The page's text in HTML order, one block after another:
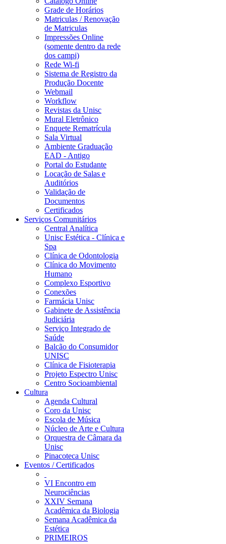
Grade de Horários
Matriculas / Renovação
de Matriculas
Impressões Online
(somente dentro da rede
dos campi)
Rede Wi-fi
Sistema de Registro da
Produção Docente
Webmail
Workflow
Revistas da Unisc
Mural Eletrônico
Enquete Rematrícula
Sala Virtual
Ambiente Graduação
EAD - Antigo
Portal do Estudante
Locação de Salas e
Auditórios
Validação de
Documentos
Certificados
Serviços Comunitários
Central Analítica
Unisc Estética - Clínica e
Spa
Clínica de Odontologia
Clínica do Movimento
Humano
Complexo Esportivo
Conexões
Farmácia Unisc
Gabinete de Assistência
Judiciária
Serviço Integrado de
Saúde
Balcão do Consumidor
UNISC
Clínica de Fisioterapia
Projeto Espectro Unisc
Centro Socioambiental
Cultura
Agenda Cultural
Coro da Unisc
Escola de Música
Núcleo de Arte e Cultura
Orquestra de Câmara da
Unisc
Pinacoteca Unisc
Eventos / Certificados
VI Encontro em
Neurociências
XXIV Semana
Acadêmica da Biologia
Semana Acadêmica da
Estética
PRIMEIROS